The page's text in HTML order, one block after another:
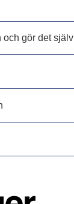
och gör det själv